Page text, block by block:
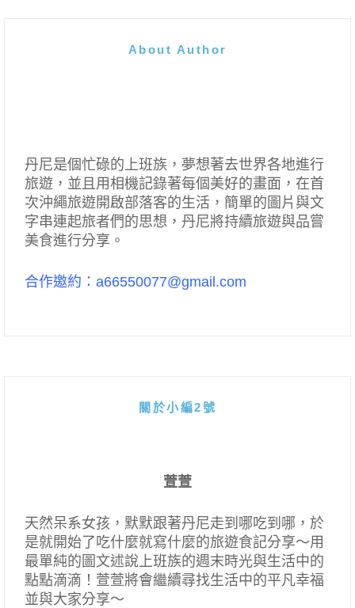
About Author
丹尼是個忙碌的上班族，夢想著去世界各地進行
旅遊，並且用相機記錄著每個美好的畫面，在首
次沖繩旅遊開啟部落客的生活，簡單的圖片與文
字串連起旅者們的思想，丹尼將持續旅遊與品嘗
美食進行分享。
合作邀約：a66550077@gmail.com
關於小編2號
萱萱
天然呆系女孩，默默跟著丹尼走到哪吃到哪，於
是就開始了吃什麼就寫什麼的旅遊食記分享～用
最單純的圖文述說上班族的週末時光與生活中的
點點滴滴！萱萱將會繼續尋找生活中的平凡幸福
並與大家分享～